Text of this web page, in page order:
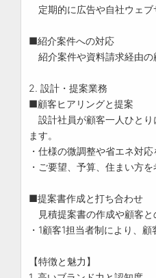
定期的に広告や自社ウェブ
■紹介案件への対応
紹介案件や資料請求経由の
2. 設計・提案業務
■顧客ヒアリングと提案
設計社員が顧客一人ひとり
ます。
・仕様の微調整や省エネ対
・ご要望、予算、住まい方
■提案書作成と打ち合わせ
見積提案書の作成や顧客と
・1顧客1担当者制により、
【特徴と魅力】